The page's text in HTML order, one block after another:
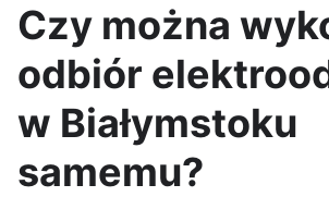
Czy można
odbiór
w Białymstoku
samemu?